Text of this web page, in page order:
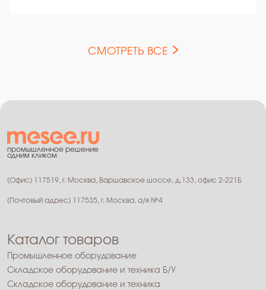
СМОТРЕТЬ ВСЕ
промышленное решение
одним кликом
(Офис) 117519, г. Москва, Варшавское шоссе, д.133, офис 2-221Б
(Почтовый адрес) 117535, г. Москва, а/я №4
Каталог товаров
Промышленное оборудование
Складское оборудование и техника Б/У
Складское оборудование и техника